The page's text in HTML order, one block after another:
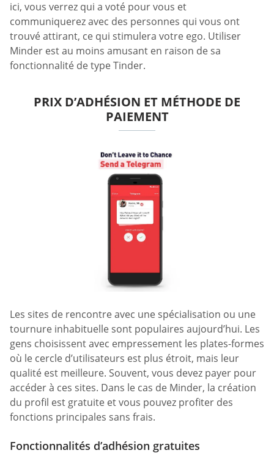
ici, vous verrez qui a voté pour vous et
communiquerez avec des personnes qui vous ont
trouvé attirant, ce qui stimulera votre ego. Utiliser
Minder est au moins amusant en raison de sa
fonctionnalité de type Tinder.
PRIX D’ADHÉSION ET MÉTHODE DE
PAIEMENT
Les sites de rencontre avec une spécialisation ou une
tournure inhabituelle sont populaires aujourd’hui. Les
gens choisissent avec empressement les plates-formes
où le cercle d’utilisateurs est plus étroit, mais leur
qualité est meilleure. Souvent, vous devez payer pour
accéder à ces sites. Dans le cas de Minder, la création
du profil est gratuite et vous pouvez profiter des
fonctions principales sans frais.
Fonctionnalités d’adhésion gratuites